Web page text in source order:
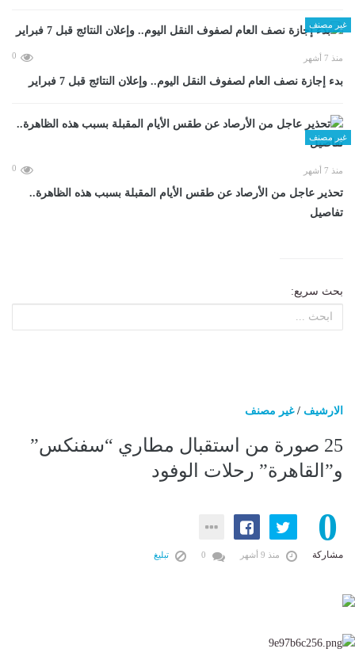
غير مصنف
منذ 7 أشهر 0
بدء إجازة نصف العام لصفوف النقل اليوم.. وإعلان النتائج قبل 7 فبراير
غير مصنف
منذ 7 أشهر 0
تحذير عاجل من الأرصاد عن طقس الأيام المقبلة بسبب هذه الظاهرة..
تفاصيل
بحث سريع:
الارشيف /غير مصنف
25 صورة من استقبال مطاري “سفنكس”
و”القاهرة” رحلات الوفود
0
مشاركة منذ 9 أشهر تبليغ